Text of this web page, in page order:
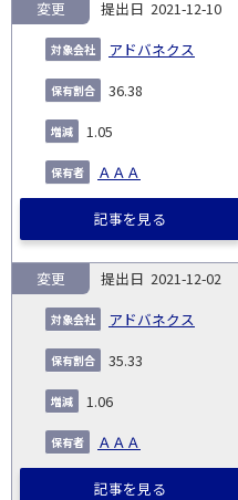
2021-12-10
アドバネクス
変更
36.38
1.05
ＡＡＡ
記事を見る
2021-12-02
アドバネクス
変更
35.33
1.06
ＡＡＡ
記事を見る